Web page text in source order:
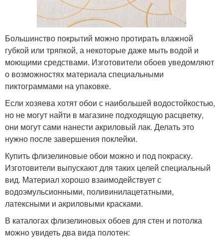
Большинство покрытий можно протирать влажной
губкой или тряпкой, а некоторые даже мыть водой и
моющими средствами. Изготовители обоев уведомляют
о возможностях материала специальными
пиктограммами на упаковке.
Если хозяева хотят обои с наибольшей водостойкостью,
но не могут найти в магазине подходящую расцветку,
они могут сами нанести акриловый лак. Делать это
нужно после завершения поклейки.
Купить флизелиновые обои можно и под покраску.
Изготовители выпускают для таких целей специальный
вид. Материал хорошо взаимодействует с
водоэмульсионными, поливинилацетатными,
латексными и акриловыми красками.
В каталогах флизелиновых обоев для стен и потолка
можно увидеть два вида полотен: